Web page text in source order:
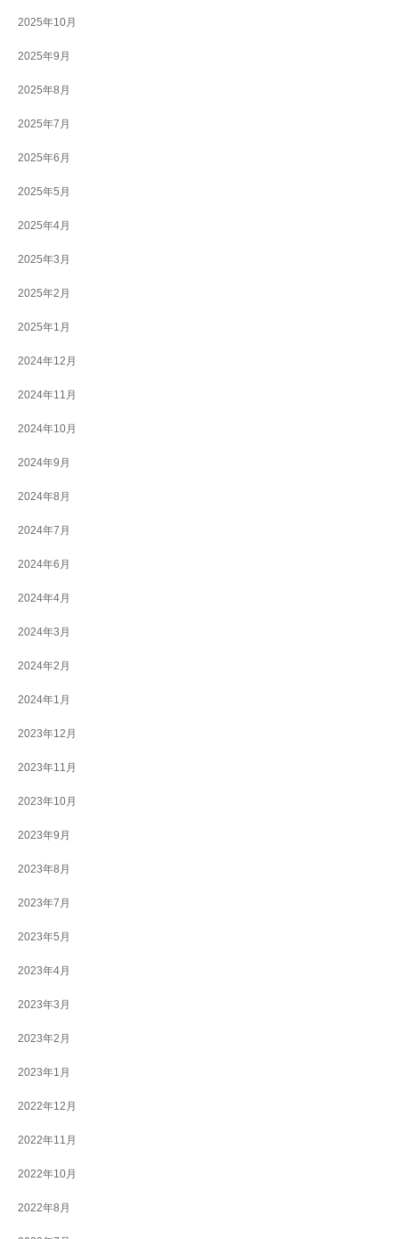
2025年10月
2025年9月
2025年8月
2025年7月
2025年6月
2025年5月
2025年4月
2025年3月
2025年2月
2025年1月
2024年12月
2024年11月
2024年10月
2024年9月
2024年8月
2024年7月
2024年6月
2024年4月
2024年3月
2024年2月
2024年1月
2023年12月
2023年11月
2023年10月
2023年9月
2023年8月
2023年7月
2023年5月
2023年4月
2023年3月
2023年2月
2023年1月
2022年12月
2022年11月
2022年10月
2022年8月